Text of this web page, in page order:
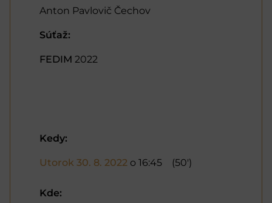
Anton Pavlovič Čechov
Súťaž:
FEDIM 2022
Kedy:
Utorok 30. 8. 2022 o 16:45 (50')
Kde: